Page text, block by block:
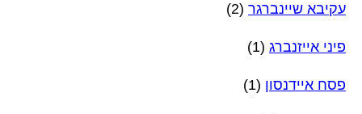
עקיבא שיינברגר (2)
פיני אייזנברג (1)
פסח איידנסון (1)